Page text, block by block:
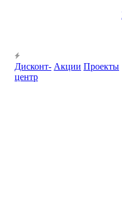
Дисконт-
центр
Акции Проекты